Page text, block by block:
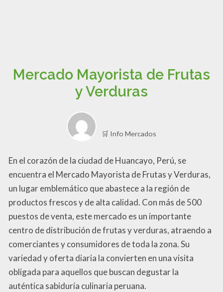
Mercado Mayorista de Frutas
y Verduras
🛒 Info Mercados
En el corazón de la ciudad de Huancayo, Perú, se
encuentra el Mercado Mayorista de Frutas y Verduras,
un lugar emblemático que abastece a la región de
productos frescos y de alta calidad. Con más de 500
puestos de venta, este mercado es un importante
centro de distribución de frutas y verduras, atraendo a
comerciantes y consumidores de toda la zona. Su
variedad y oferta diaria la convierten en una visita
obligada para aquellos que buscan degustar la
auténtica sabiduría culinaria peruana.